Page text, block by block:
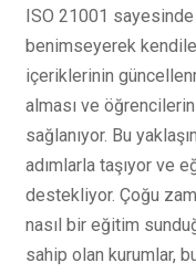
ISO 21001
benimseyerek
içeriklerinin
alması ve
sağlanıyor. Bu
adımlarla taşıyor ve
destekliyor. Çoğu
nasıl bir eğitim
sahip olan kurumlar,